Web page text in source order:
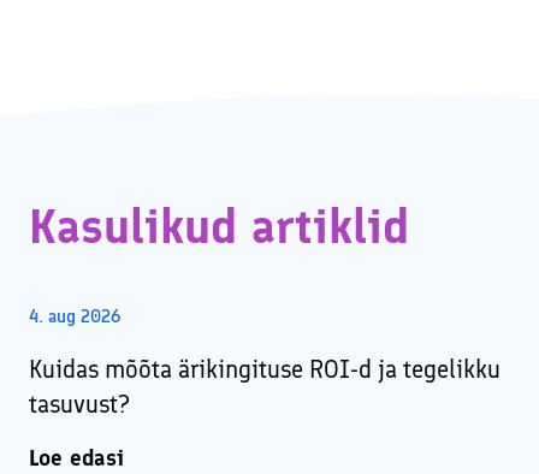
Kasulikud artiklid
4. aug 2026
Kuidas mõõta ärikingituse ROI-d ja tegelikku
tasuvust?
Loe edasi